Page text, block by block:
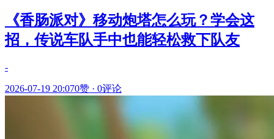
《香肠派对》移动炮塔怎么玩？学会这
招，传说车队手中也能轻松救下队友
-
2026-07-19 20:070赞 · 0评论